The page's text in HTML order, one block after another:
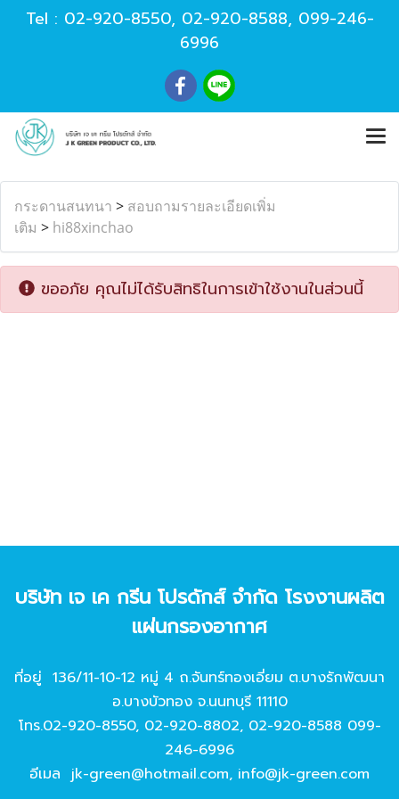
Tel : 02-920-8550, 02-920-8588, 099-246-
6996
กระดานสนทนา > สอบถามรายละเอียดเพิ่ม
เติม > hi88xinchao
ขออภัย คุณไม่ได้รับสิทธิในการเข้าใช้งานในส่วนนี้
บริษัท เจ เค กรีน โปรดักส์ จํากัด โรงงานผลิต
แผ่นกรองอากาศ
ที่อยู่ 136/11-10-12 หมู่ 4 ถ.จันทร์ทองเอี่ยม ต.บางรักพัฒนา
อ.บางบัวทอง จ.นนทบุรี 11110
โทร.02-920-8550, 02-920-8802, 02-920-8588 099-
246-6996
อีเมล jk-green@hotmail.com, info@jk-green.com